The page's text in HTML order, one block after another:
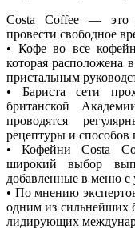
Costa Coffee — это
провести свободное
• Кофе во все
которая расположена
пристальным
• Бариста сети
британской
проводятся
рецептуры и способов
• Кофейни Costa
широкий выбор
добавленные в меню с
• По мнению
одним из сильнейших
лидирующих